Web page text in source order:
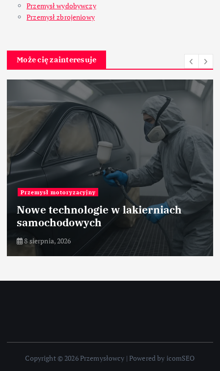
Przemysł wydobywczy
Przemysł zbrojeniowy
Może cię zainteresuje
Przemysł motoryzacyjny
Nowe technologie w lakierniach
samochodowych
8 sierpnia, 2026
Copyright © 2026 Przemysłowcy | Powered by icomSEO